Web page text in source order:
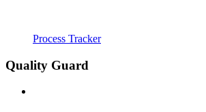
Process Tracker
Quality Guard